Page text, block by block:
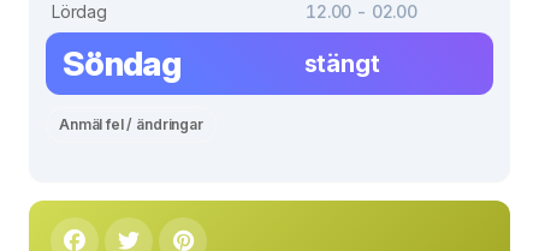
Lördag
12.00 - 02.00
Söndag stängt
Anmäl fel / ändringar